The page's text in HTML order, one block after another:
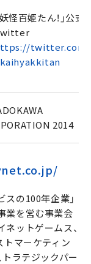
妖怪百姫たん！」公式
2014
の100年企業」
業を営む事業会
ットゲームス、
トマーケティン
トラテジックパー